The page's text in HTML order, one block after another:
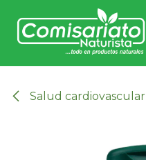
Salud cardiovascular